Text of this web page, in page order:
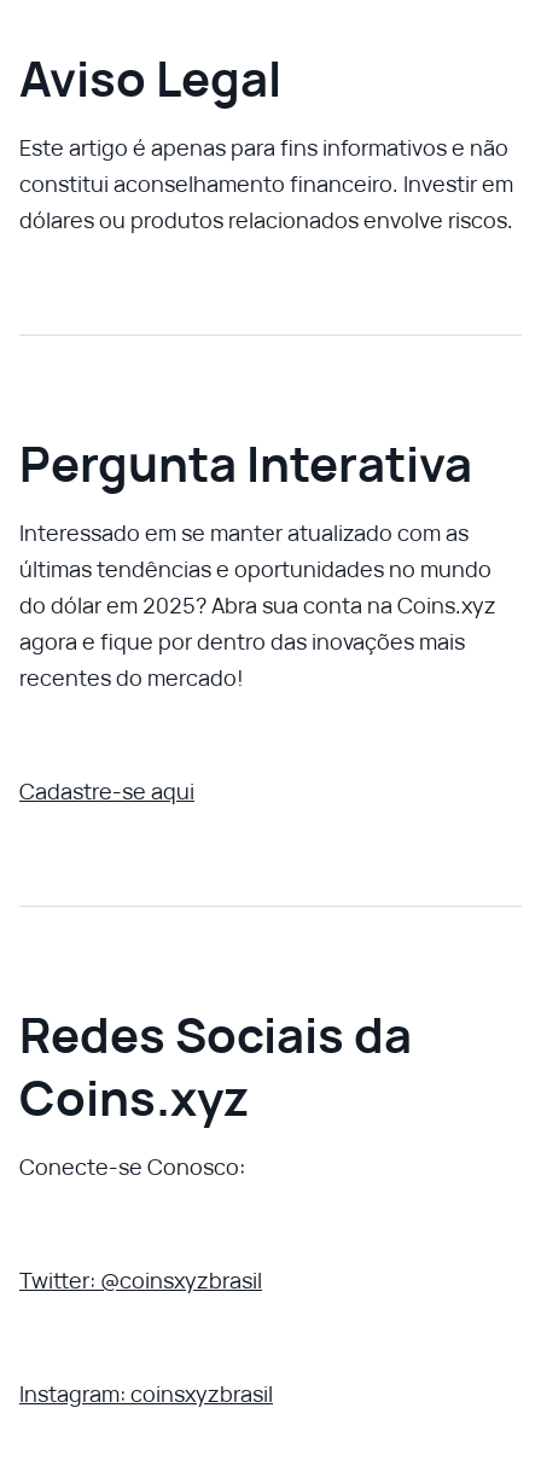
Aviso Legal
Este artigo é apenas para fins informativos e não
constitui aconselhamento financeiro. Investir em
dólares ou produtos relacionados envolve riscos.
Pergunta Interativa
Interessado em se manter atualizado com as
últimas tendências e oportunidades no mundo
do dólar em 2025? Abra sua conta na Coins.xyz
agora e fique por dentro das inovações mais
recentes do mercado!
Cadastre-se aqui
Redes Sociais da
Coins.xyz
Conecte-se Conosco:
Twitter: @coinsxyzbrasil
Instagram: coinsxyzbrasil